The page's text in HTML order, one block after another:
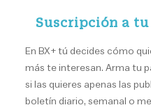
Suscripción a
En BX+ tú decides cómo
más te interesan. Arma tu
si las quieres apenas las
boletín diario, semanal o